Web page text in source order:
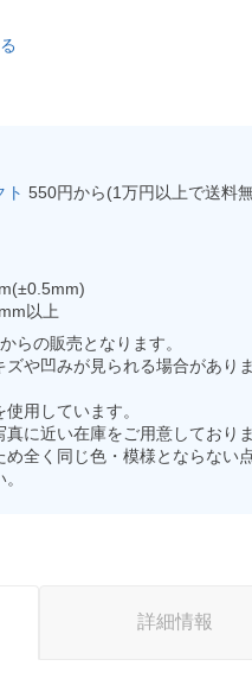
ト 550円から(1万円以上で送料
以上
らの販売となります。
ズや凹みが見られる場合がありま
使用しています。
真に近い在庫をご用意しており
め全く同じ色・模様とならない
詳細情報